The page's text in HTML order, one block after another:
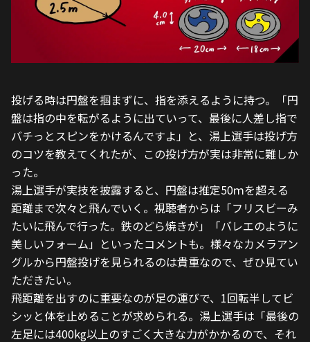
投げる時は円盤を掴まずに、指を添えるように持つ。「円
盤は指の中を転がるように出ていって、最後に人差し指で
バチっとスピンをかけるんですよ」と、湯上選手は投げ方
のコツを教えてくれたが、この投げ方が実は非常に難しか
った。
湯上選手が実技を披露すると、円盤は推定50ｍを超える
距離まで次々と飛んでいく。視聴者からは「フリスビーみ
たいに飛んで行った。鉄のどら焼きが」「バレエのように
美しいフォーム」といったコメントも。様々なカメラアン
グルから円盤投げを見られるのは貴重なので、ぜひ見てい
ただきたい。
飛距離を出すのに重要なのが足の運びで、1回転半してビ
シッと体を止めることが求められる。湯上選手は「最後の
左足には400kg以上のすごく大きな力がかかるので、それ